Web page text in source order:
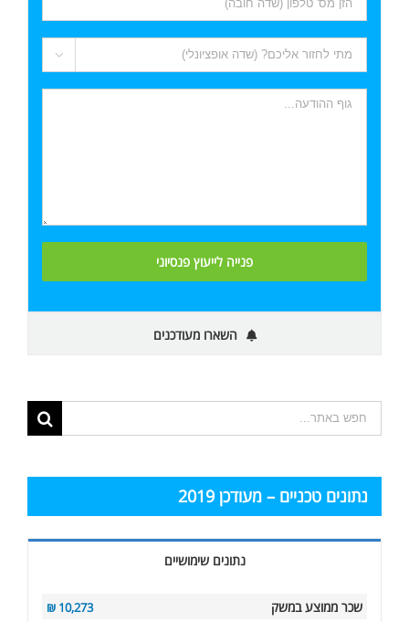

השארו מעודכנים
תוצאות
החיפוש
נתונים טכניים – מעודכן 2019
נתונים שימושיים
שכר ממוצע במשק 10,273 ₪